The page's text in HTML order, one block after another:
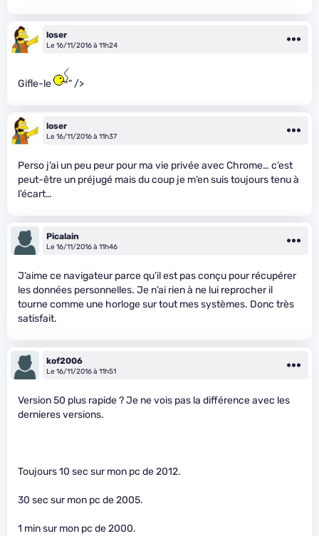
loser
Le 16/11/2016 à 11h24
Gifle-le " />
loser
Le 16/11/2016 à 11h37
Perso j’ai un peu peur pour ma vie privée avec Chrome… c’est
peut-être un préjugé mais du coup je m’en suis toujours tenu à
l’écart…
Picalain
Le 16/11/2016 à 11h46
J’aime ce navigateur parce qu’il est pas conçu pour récupérer
les données personnelles. Je n’ai rien à ne lui reprocher il
tourne comme une horloge sur tout mes systèmes. Donc très
satisfait.
kof2006
Le 16/11/2016 à 11h51
Version 50 plus rapide ? Je ne vois pas la différence avec les
dernieres versions.
Toujours 10 sec sur mon pc de 2012.
30 sec sur mon pc de 2005.
1 min sur mon pc de 2000.